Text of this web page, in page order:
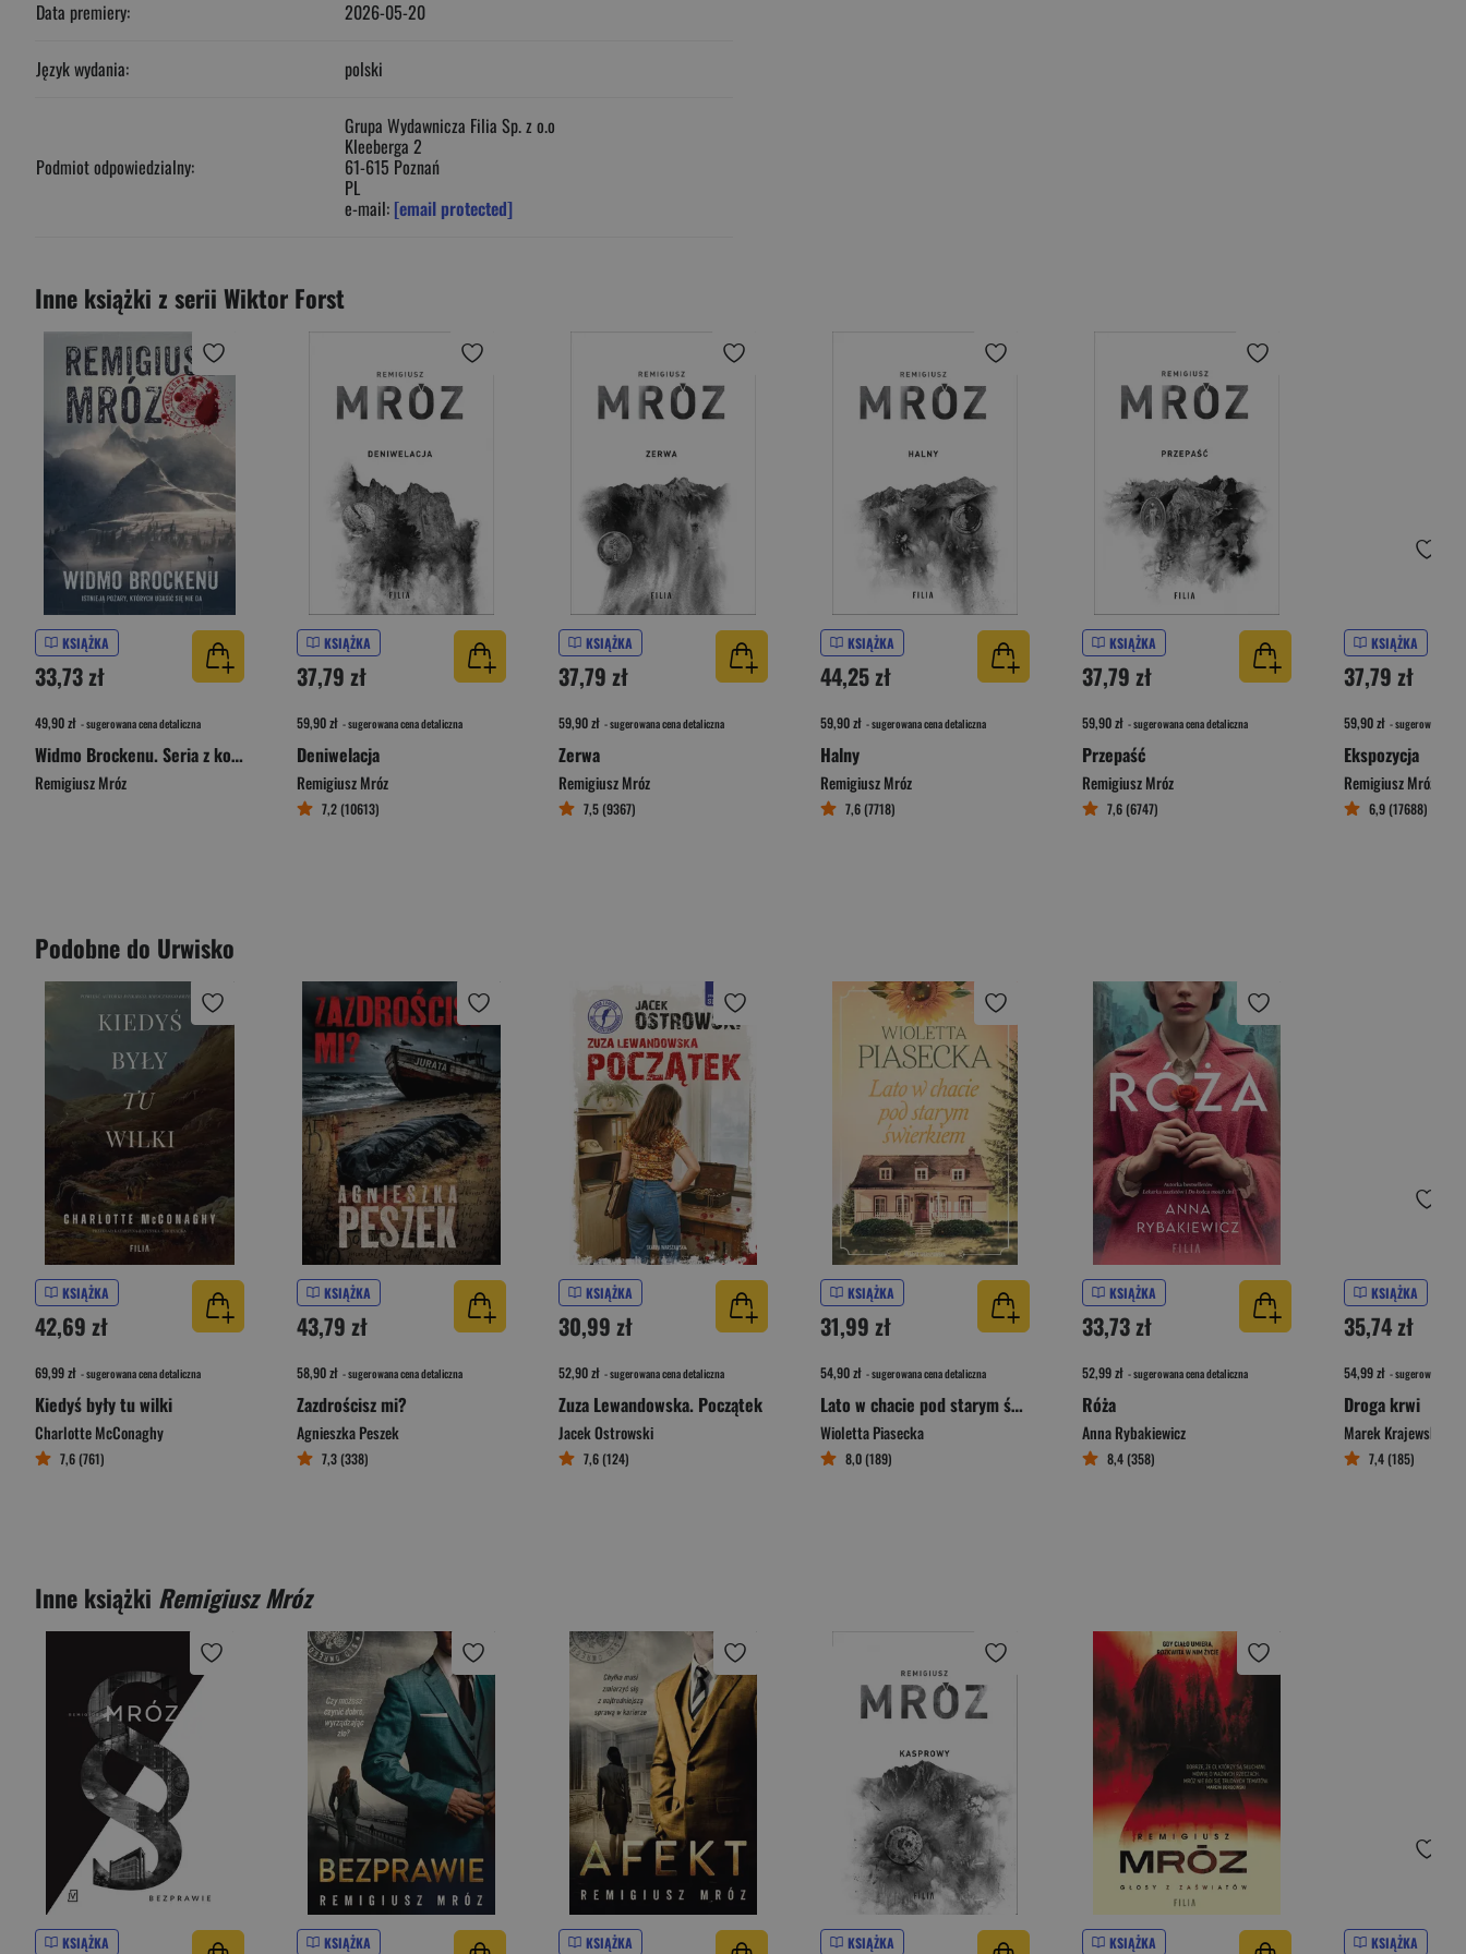
Data premiery: 2026-05-20
Język wydania: polski
Podmiot odpowiedzialny:
Grupa Wydawnicza Filia Sp. z o.o
Kleeberga 2
61-615 Poznań
PL
e-mail: [email protected]
Inne książki z serii Wiktor Forst
KSIĄŻKA
33,73 zł
49,90 zł - sugerowana cena detaliczna
Widmo Brockenu. Seria z komisarzem Forstem. Tom 8
Remigiusz Mróz
KSIĄŻKA
37,79 zł
59,90 zł - sugerowana cena detaliczna
Deniwelacja
Remigiusz Mróz
7,2 (10613)
KSIĄŻKA
37,79 zł
59,90 zł - sugerowana cena detaliczna
Zerwa
Remigiusz Mróz
7,5 (9367)
KSIĄŻKA
44,25 zł
59,90 zł - sugerowana cena detaliczna
Halny
Remigiusz Mróz
7,6 (7718)
KSIĄŻKA
37,79 zł
59,90 zł - sugerowana cena detaliczna
Przepaść
Remigiusz Mróz
7,6 (6747)
KSIĄŻKA
37,79 zł
59,90 zł - sugerowana
Ekspozycja
Remigiusz Mróz
6,9 (17688)
Podobne do Urwisko
KSIĄŻKA
42,69 zł
69,99 zł - sugerowana cena detaliczna
Kiedyś były tu wilki
Charlotte McConaghy
7,6 (761)
KSIĄŻKA
43,79 zł
58,90 zł - sugerowana cena detaliczna
Zazdrościsz mi?
Agnieszka Peszek
7,3 (338)
KSIĄŻKA
30,99 zł
52,90 zł - sugerowana cena detaliczna
Zuza Lewandowska. Początek
Jacek Ostrowski
7,6 (124)
KSIĄŻKA
31,99 zł
54,90 zł - sugerowana cena detaliczna
Lato w chacie pod starym świerkiem
Wioletta Piasecka
8,0 (189)
KSIĄŻKA
33,73 zł
52,99 zł - sugerowana cena detaliczna
Róża
Anna Rybakiewicz
8,4 (358)
KSIĄŻKA
35,74 zł
54,99 zł - sugerowana
Droga krwi
Marek Krajewski
7,4 (185)
Inne książki Remigiusz Mróz
KSIĄŻKA KSIĄŻKA KSIĄŻKA KSIĄŻKA KSIĄŻKA KSIĄŻKA